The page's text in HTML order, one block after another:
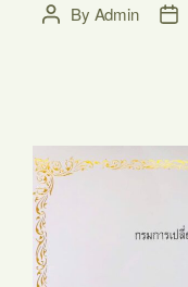
By Admin